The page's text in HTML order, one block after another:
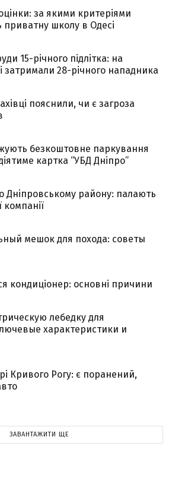
за якими критеріями
приватну школу в Одесі
15-річного підлітка: на
затримали 28-річного нападника
пояснили, чи є загроза
безкоштовне паркування
картка “УБД Дніпро”
Дніпровському району: палають
компанії
мешок для похода: советы
кондиціонер: основні причини
лебедку для
характеристики и
Кривого Рогу: є поранений,
ЗАВАНТАЖИТИ ЩЕ